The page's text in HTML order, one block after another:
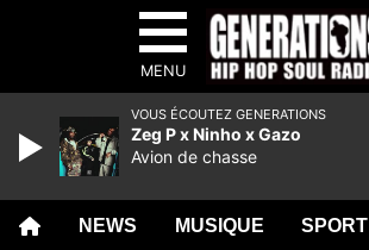
MENU
NEWS MUSIQUE SPORT
VOUS ÉCOUTEZ GENERATIONS
Zeg P x Ninho x Gazo
Avion de chasse